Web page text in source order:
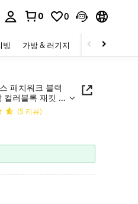
0 0
빙 가방 & 러기지 스포츠 & 아웃
패치워크 블랙
러블록 재킷 학
(5 리뷰)